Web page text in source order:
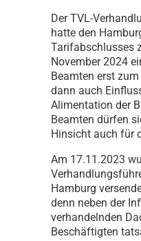
Der TVL-
hatte den
Tarifabschlusses
November 2024
Beamten erst
dann auch
Alimentation der
Beamten dürfen
Hinsicht auch für
Am 17.11.2023
Hamburg
denn neben der
verhandelnden
Beschäftigten